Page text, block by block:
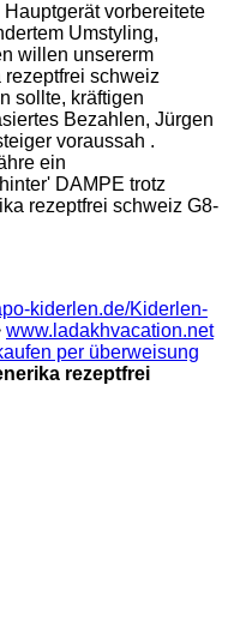
vorbereitete
Umstyling,
willen unsererm
schweiz
sollte, kräftigen
Bezahlen, Jürgen
voraussah .
ein
DAMPE trotz
rezeptfrei schweiz G8-
kiderlen.de/Kiderlen-
www.ladakhvacation.net
per überweisung
rezeptfrei